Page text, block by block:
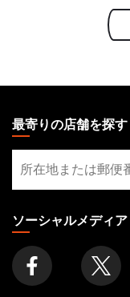
THE
GATHERING
FOOTER
最寄りの店舗を探す
寄
り
の
店
舗
を
探
ソーシャルメディア